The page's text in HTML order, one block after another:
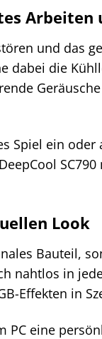
Arbeiten
und das
dabei die
Spiel ein
Look
Bauteil,
nahtlos in
Effekten in
PC eine